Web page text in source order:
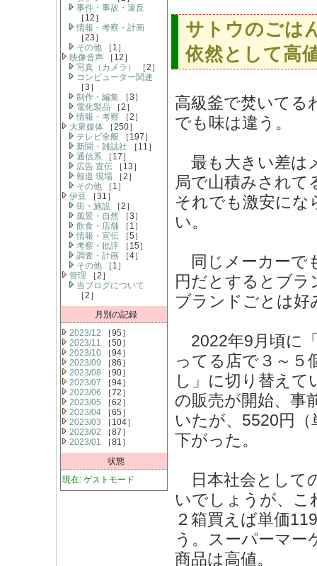
事件・事故・違反
［12］
情報・考察・計画
［23］
その他 ［1］
映像音声 ［12］
写真（カメラ）
［2］
コンピューター関連
［3］
制作・編集 ［3］
電化製品 ［2］
情報・考察 ［2］
大衆媒体 ［250］
テレビ全般 ［197］
新聞・雑誌社 ［11］
通信系 ［17］
広告 宣伝 ［13］
報道 現場 ［2］
その他 ［1］
伊豆 ［31］
街・施設 ［2］
風景・自然 ［3］
飲食・店舗 ［1］
情報・宣伝 ［5］
考察・批評 ［15］
調査・計画 ［4］
その他 ［1］
管理 ［2］
当ブログについて
［2］
月別の記録
2023/12 ［95］
2023/11 ［50］
2023/10 ［94］
2023/09 ［86］
2023/08 ［90］
2023/07 ［94］
2023/06 ［72］
2023/05 ［62］
2023/04 ［65］
2023/03 ［104］
2023/02 ［87］
2023/01 ［81］
状態
現在: ゲストモード
サトウのご
依然として高
高級釜で焚いてる
でも味は違う。
最も大きい差は
局で山積みされ
それでも激安にな
い。
同じメーカーで
円だとするとブラ
ブランドごとは好
2022年9月頃に
ってる店で３～５
し」に切り替え
の販売が開始、事
いたが、5520円
下がった。
日本社会として
いでしょうが、こ
２箱買えば単価
う。スーパーマー
商品は高値。